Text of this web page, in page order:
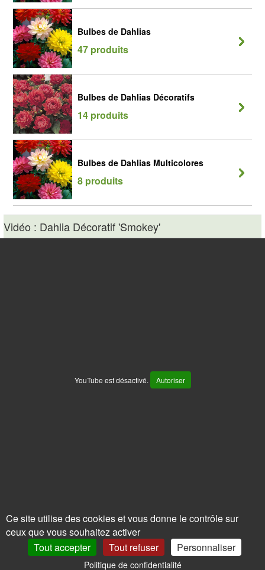
Bulbes de Dahlias
47 produits
Bulbes de Dahlias Décoratifs
14 produits
Bulbes de Dahlias Multicolores
8 produits
Vidéo : Dahlia Décoratif 'Smokey'
YouTube est désactivé. Autoriser
Promos
Ce site utilise des cookies et vous donne le contrôle sur
ceux que vous souhaitez activer
Tout accepter
Tout refuser Personnaliser
Politique de confidentialité